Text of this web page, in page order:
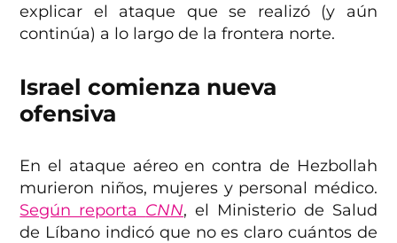
explicar el ataque que se realizó (y aún
continúa) a lo largo de la frontera norte.
Israel comienza nueva
ofensiva
En el ataque aéreo en contra de Hezbollah
murieron niños, mujeres y personal médico.
Según reporta CNN, el Ministerio de Salud
de Líbano indicó que no es claro cuántos de